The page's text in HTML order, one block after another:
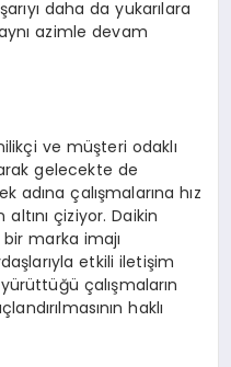
daha da yukarılara
azimle devam
ve müşteri odaklı
gelecekte de
adına çalışmalarına hız
çiziyor. Daikin
marka imajı
etkili iletişim
çalışmaların
haklı